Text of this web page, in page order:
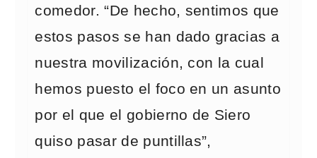
comedor. “De hecho, sentimos que
estos pasos se han dado gracias a
nuestra movilización, con la cual
hemos puesto el foco en un asunto
por el que el gobierno de Siero
quiso pasar de puntillas”,